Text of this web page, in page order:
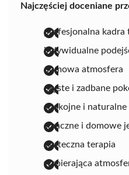
Najczęściej doceniane
profesjonalna kadra
indywidualne
domowa atmosfera
czyste i zadbane
spokojne i naturalne
smaczne i domowe
skuteczna terapia
wspierająca